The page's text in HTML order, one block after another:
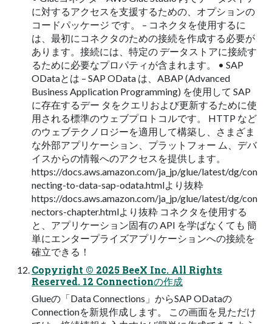
に対するアクセスを支援するための、オプションの
コードパッケージ です。 – コネクタを使用するに
は、最初にコネクタのための接続を作成する必要が
あります。接続には、特定の データストアに接続す
るために必要なプロパティが含まれます。 • SAP
ODataとは – SAP OData は、ABAP (Advanced
Business Application Programming) を使用して SAP
に存在するデー タをクエリおよび更新するために使
用される標準のウェブプロトコルです。 HTTP など
のウェブテクノロジーを適用して構築し、さまざま
な外部アプリケーション、プラットフォー ム、デバ
イスからの情報へのアクセスを提供します。
https://docs.aws.amazon.com/ja_jp/glue/latest/dg/con
necting-to-data-sap-odata.htmlより抜粋
https://docs.aws.amazon.com/ja_jp/glue/latest/dg/con
nectors-chapter.htmlより抜粋 コネクタを使用する
と、アプリケーション固有の API を学ばなくても 簡
単にエンタープライズアプリケーションへの接続を
確立できる！
Copyright © 2025 BeeX Inc. All Rights
Reserved. 12 Connectionの作成
Glueの「Data Connections」からSAP ODataの
Connectionを新規作成します。 この画面を見ただけ